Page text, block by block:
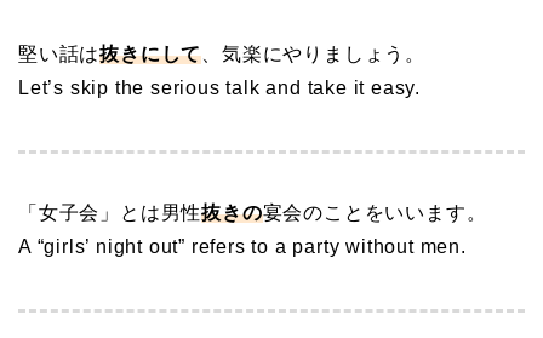
堅い話は抜きにして 、気楽にやりましょう。
Let’s skip the serious talk and take it easy.
「女子会」とは男性抜きの宴会のことをいいます。
A “girls’ night out” refers to a party without men.